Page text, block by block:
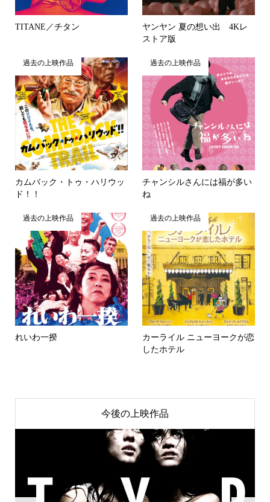
TITANE／チタン
ヤンヤン 夏の想い出 4Kレ
ストア版
過去の上映作品
カムバック・トゥ・ハリウッ
ド！！
過去の上映作品
チャンシルさんには福が多い
ね
過去の上映作品
れいわ一揆
過去の上映作品
カーライル ニューヨークが恋
したホテル
今後の上映作品